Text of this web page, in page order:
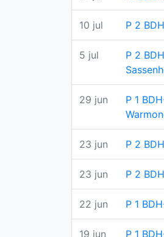
10 jul P 2
5 jul
P 2
29 jun
P 1
23 jun P 2
23 jun P 2
22 jun P 1
19 jun P 1